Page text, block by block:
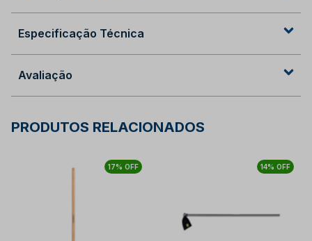
Especificação Técnica
Avaliação
PRODUTOS RELACIONADOS
17% OFF 14% OFF